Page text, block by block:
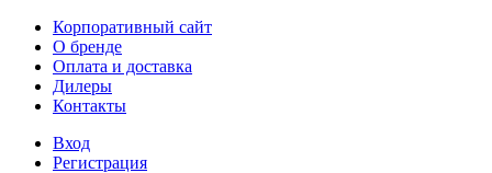
Корпоративный сайт
О бренде
Оплата и доставка
Дилеры
Контакты
Вход
Регистрация